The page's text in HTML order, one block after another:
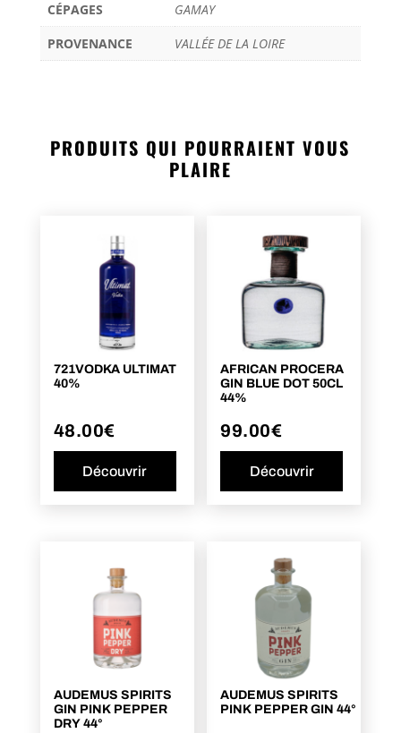
CÉPAGES
GAMAY
PROVENANCE
VALLÉE DE LA LOIRE
PRODUITS QUI POURRAIENT VOUS
PLAIRE
721VODKA ULTIMAT
40%
48.00€
Découvrir
AFRICAN PROCERA
GIN BLUE DOT 50CL
44%
99.00€
Découvrir
AUDEMUS SPIRITS
GIN PINK PEPPER
DRY 44°
AUDEMUS SPIRITS
PINK PEPPER GIN 44°